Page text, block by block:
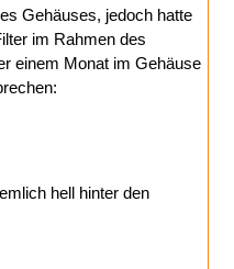
Gehäuses, jedoch hatte
im Rahmen des
einem Monat im Gehäuse
hell hinter den